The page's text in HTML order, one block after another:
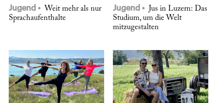
Jugend
Weit mehr als nur
Sprachaufenthalte
Jugend
Jus in Luzern: Das
Studium, um die Welt
mitzugestalten